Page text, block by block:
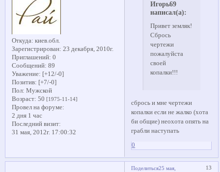
Откуда: киев.обл.
Зарегистрирован: 23 декабря, 2010г.
Приглашений: 0
Сообщений: 89
Уважение: [+12/-0]
Позитив: [+7/-0]
Пол: Мужской
Возраст: 50 [1975-11-14]
Провел на форуме:
2 дня 1 час
Последний визит:
31 мая, 2012г. 17:00:32
Игорь69
написал(а):
Привет земляк!
Сбрось
чертежи
пожалуйста
своей
копалки!!!
сбрось и мне чертежи
копалки если не жалко (хота
би общие) неохота опять на
грабли наступать
0
Поделиться 13
25 мая,